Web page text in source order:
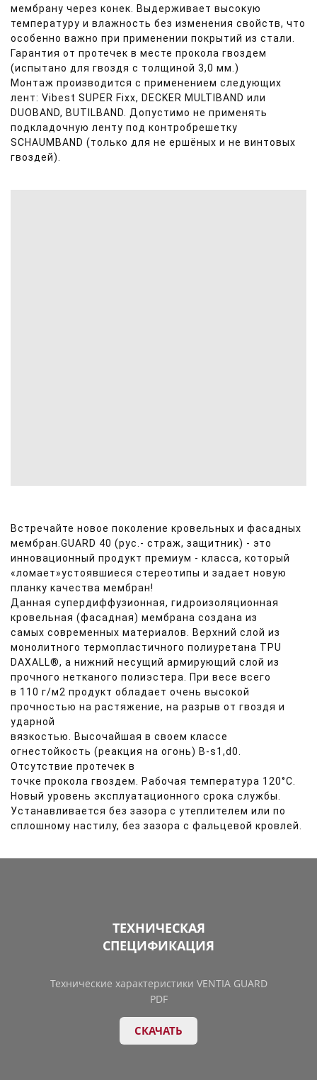
Встречайте новое поколение кровельных и фасадных
мембран.GUARD 40 (рус.- страж, защитник) - это
инновационный продукт премиум - класса, который
«ломает»устоявшиеся стереотипы и задает новую
планку качества мембран!
Данная супердиффузионная, гидроизоляционная
кровельная (фасадная) мембрана создана из
самых современных материалов. Верхний слой из
монолитного термопластичного полиуретана TPU
DAXALL®, а нижний несущий армирующий слой из
прочного нетканого полиэстера. При весе всего
в 110 г/м2 продукт обладает очень высокой
прочностью на растяжение, на разрыв от гвоздя и
ударной
вязкостью. Высочайшая в своем классе
огнестойкость (реакция на огонь) B-s1,d0.
Отсутствие протечек в
точке прокола гвоздем. Рабочая температура 120°С.
Новый уровень эксплуатационного срока службы.
Устанавливается без зазора с утеплителем или по
сплошному настилу, без зазора с фальцевой кровлей.
мембрану через конек. Выдерживает высокую
температуру и влажность без изменения свойств, что
особенно важно при применении покрытий из стали.
Гарантия от протечек в месте прокола гвоздем
(испытано для гвоздя с толщиной 3,0 мм.)
Монтаж производится с применением следующих
лент: Vibest SUPER Fixx, DECKER MULTIBAND или
DUOBAND, BUTILBAND. Допустимо не применять
подкладочную ленту под контробрешетку
SCHAUMBAND (только для не ершёных и не винтовых
гвоздей).
ТЕХНИЧЕСКАЯ
СПЕЦИФИКАЦИЯ
Технические характеристики VENTIA GUARD
PDF
СКАЧАТЬ